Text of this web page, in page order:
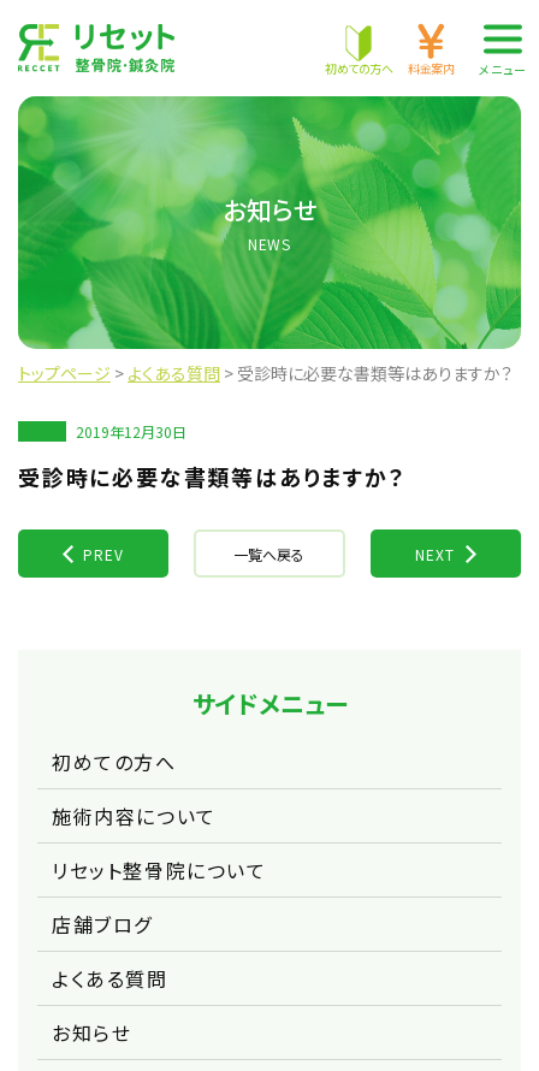
株式会社 RECCET
初めての方へ 料金案内 メニュー
お知らせ
NEWS
トップページ > よくある質問 > 受診時に必要な書類等はありますか？
2019年12月30日
受診時に必要な書類等はありますか？
PREV 一覧へ戻る NEXT
サイドメニュー
初めての方へ
施術内容について
リセット整骨院について
店舗ブログ
よくある質問
お知らせ